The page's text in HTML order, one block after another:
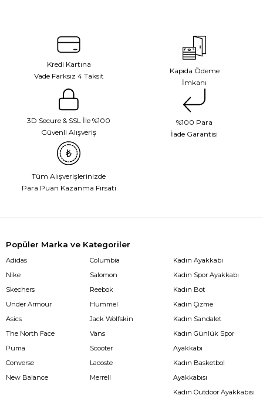
Kredi Kartına
Vade Farksız 4 Taksit
Kapıda Ödeme
İmkanı
3D Secure & SSL İle %100
Güvenli Alışveriş
%100 Para
İade Garantisi
Tüm Alışverişlerinizde
Para Puan Kazanma Fırsatı
Popüler Marka ve Kategoriler
Adidas
Nike
Skechers
Under Armour
Asics
The North Face
Puma
Converse
New Balance
Columbia
Salomon
Reebok
Hummel
Jack Wolfskin
Vans
Scooter
Lacoste
Merrell
Kadın Ayakkabı
Kadın Spor Ayakkabı
Kadın Bot
Kadın Çizme
Kadın Sandalet
Kadın Günlük Spor
Ayakkabı
Kadın Basketbol
Ayakkabısı
Kadın Outdoor Ayakkabısı